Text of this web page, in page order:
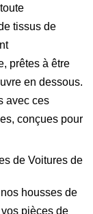
tissus de
prêtes à être
en dessous.
avec ces
conçues pour
de Voitures de
housses de
pièces de